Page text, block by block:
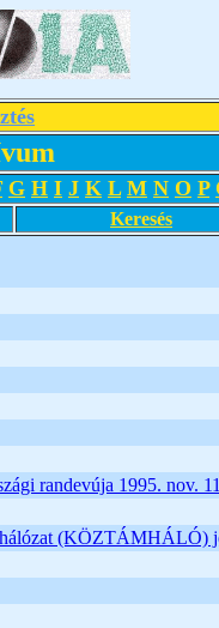
G H I J K L M N O P
Keresés
randevúja 1995. nov.
hálózat (KÖZTÁMHÁLÓ)